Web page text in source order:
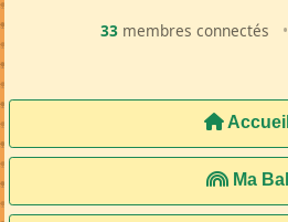
33 membres connectés •
Accueil
Ma Bal